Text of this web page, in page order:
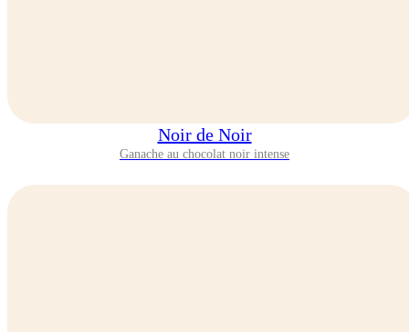
Noir de Noir
Ganache au chocolat noir intense